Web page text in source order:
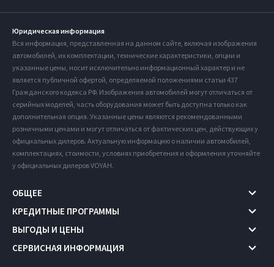
Юридическая информация
Вся информация, представленная на данном сайте, включая изображения
автомобилей, их комплектации, технические характеристики, опции и
указанные цены, носит исключительно информационный характер и не
является публичной офертой, определяемой положениями статьи 437
Гражданского кодекса РФ. Изображения автомобилей могут отличаться от
серийных моделей, часть оборудования может быть доступна только как
дополнительная опция. Указанные цены являются рекомендованными
розничными ценами и могут отличаться от фактических цен, действующих у
официальных дилеров. Актуальную информацию о наличии автомобилей,
комплектациях, стоимости, условиях приобретения и оформления уточняйте
у официальных дилеров VOYAH.
ОБЩЕЕ
КРЕДИТНЫЕ ПРОГРАММЫ
ВЫГОДЫ И ЦЕНЫ
СЕРВИСНАЯ ИНФОРМАЦИЯ